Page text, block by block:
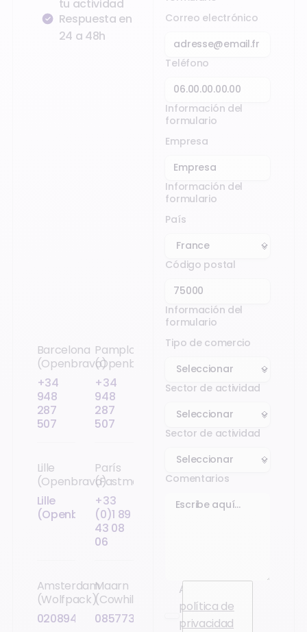
tu actividad
Respuesta en
24 a 48h
Barcelona
(Openbravo)
+34
948
287
507
Pamplona
(Openbravo)
+34
948
287
507
Lille
(Openbravo)
Lille
(Openbravo)
París
(Fastmag)
+33
(0)1 89
43 08
06
Amsterdam
(Wolfpack)
0208943772
Maarn
(Cowhills)
0857734500
Correo electrónico
Teléfono
Información del
formulario
Empresa
Información del
formulario
País
Código postal
Información del
formulario
Tipo de comercio
Sector de actividad
Sector de actividad
Comentarios
Acepto la
política de
privacidad